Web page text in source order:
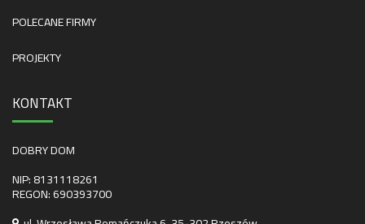
POLECANE FIRMY
PROJEKTY
KONTAKT
DOBRY DOM
NIP: 8131118261
REGON: 690393700